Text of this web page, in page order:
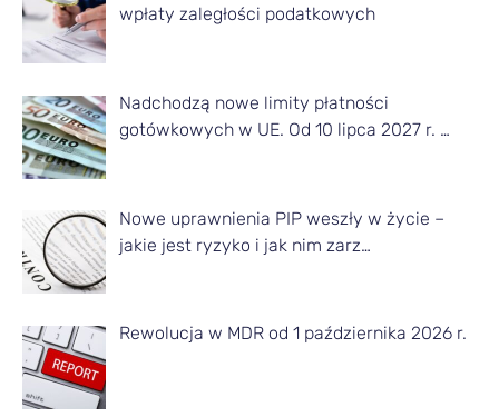
wpłaty zaległości podatkowych
Nadchodzą nowe limity płatności
gotówkowych w UE. Od 10 lipca 2027 r. …
Nowe uprawnienia PIP weszły w życie –
jakie jest ryzyko i jak nim zarz…
Rewolucja w MDR od 1 października 2026 r.
a
n
g
o
i
e
i
ą
c